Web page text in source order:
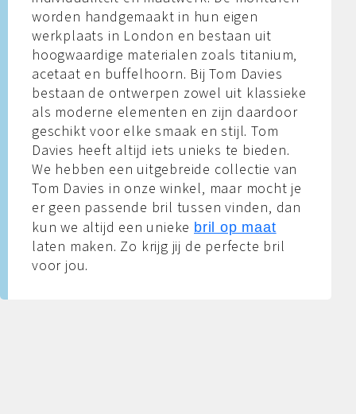
worden handgemaakt in hun eigen
werkplaats in London en bestaan uit
hoogwaardige materialen zoals titanium,
acetaat en buffelhoorn. Bij Tom Davies
bestaan de ontwerpen zowel uit klassieke
als moderne elementen en zijn daardoor
geschikt voor elke smaak en stijl. Tom
Davies heeft altijd iets unieks te bieden.
We hebben een uitgebreide collectie van
Tom Davies in onze winkel, maar mocht je
er geen passende bril tussen vinden, dan
kun we altijd een uniekebril op maat
laten maken. Zo krijg jij de perfecte bril
voor jou.